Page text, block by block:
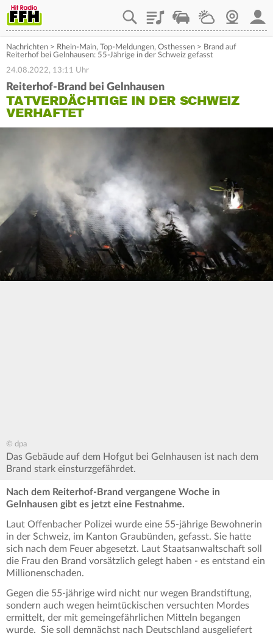
PlaylistStaupilotWetterWebcam
Nachrichten > Rhein-Main, Top-Meldungen, Osthessen > Brand auf
Reiterhof bei Gelnhausen: 55-Jährige in der Schweiz gefasst
24.08.2022, 13:11 Uhr
Reiterhof-Brand bei Gelnhausen
TATVERDÄCHTIGE IN DER SCHWEIZ
VERHAFTET
© dpa
Das Gebäude auf dem Hofgut bei Gelnhausen ist nach dem
Brand stark einsturzgefährdet.
Nach dem Reiterhof-Brand vergangene Woche in
Gelnhausen gibt es jetzt eine Festnahme.
Laut Offenbacher Polizei wurde eine 55-jährige Bewohnerin
in der Schweiz, im Kanton Graubünden, gefasst. Sie hatte
sich nach dem Feuer abgesetzt. Laut Staatsanwaltschaft soll
die Frau den Brand vorsätzlich gelegt haben - es entstand ein
Millionenschaden.
Gegen die 55-jährige wird nicht nur wegen Brandstiftung,
sondern auch wegen heimtückischen versuchten Mordes
ermittelt, der mit gemeingefährlichen Mitteln begangen
wurde. Sie soll demnächst nach Deutschland ausgeliefert